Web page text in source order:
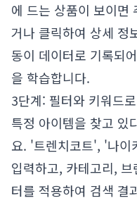
에 드는 상품이 보이면
거나 클릭하여 상세 정
동이 데이터로 기록되
을 학습합니다.
3단계: 필터와 키워드
특정 아이템을 찾고 있
요. '트렌치코트', '나이
입력하고, 카테고리,
터를 적용하여 검색 결